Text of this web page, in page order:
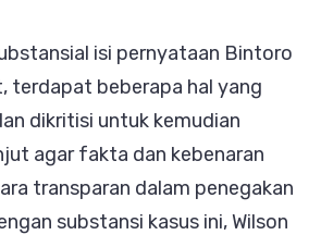
isi pernyataan Bintoro
terdapat beberapa hal yang
dikritisi untuk kemudian
agar fakta dan kebenaran
transparan dalam penegakan
substansi kasus ini, Wilson